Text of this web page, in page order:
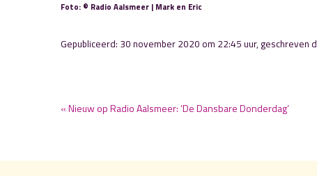
Foto: © Radio Aalsmeer | Mark en Eric
Gepubliceerd: 30 november 2020 om 22:45 uur, geschreven
« Nieuw op Radio Aalsmeer: ‘De Dansbare Donderdag’